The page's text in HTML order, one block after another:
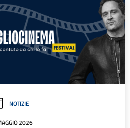
NOTIZIE
2026